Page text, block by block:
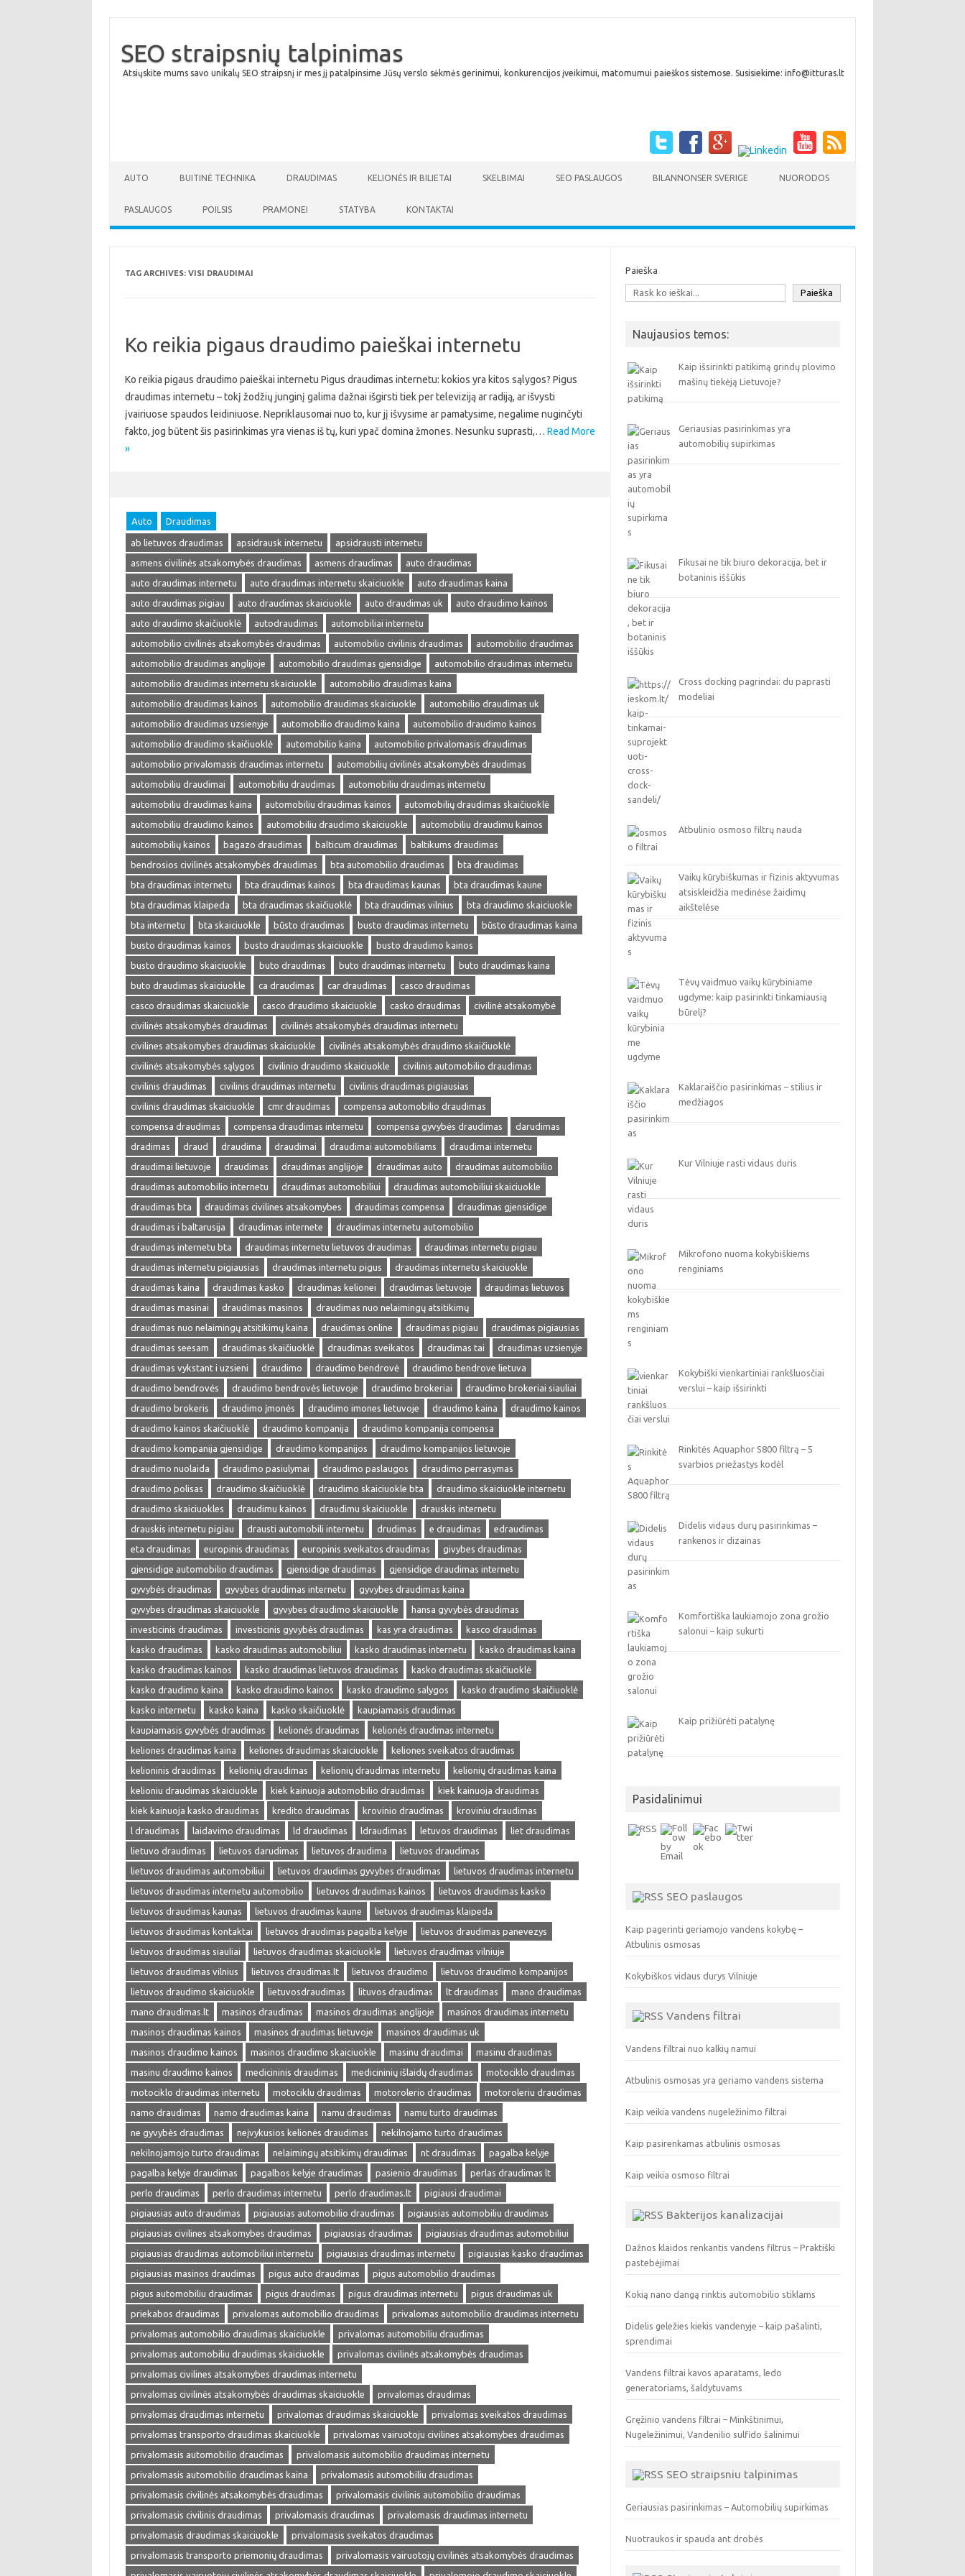
SEO straipsnių talpinimas
Atsiųskite mums savo unikalų SEO straipsnį ir mes jį patalpinsime Jūsų verslo sėkmės gerinimui, konkurencijos įveikimui, matomumui paieškos sistemose. Susisiekime: info@itturas.lt
AUTO BUITINĖ TECHNIKA DRAUDIMAS KELIONĖS IR BILIETAI SKELBIMAI SEO PASLAUGOS BILANNONSER SVERIGE NUORODOS
PASLAUGOS POILSIS PRAMONEI STATYBA KONTAKTAI
TAG ARCHIVES: VISI DRAUDIMAI
Ko reikia pigaus draudimo paieškai internetu
Ko reikia pigaus draudimo paieškai internetu Pigus draudimas internetu: kokios yra kitos sąlygos? Pigus
draudimas internetu – tokį žodžių junginį galima dažnai išgirsti tiek per televiziją ar radiją, ar išvysti
įvairiuose spaudos leidiniuose. Nepriklausomai nuo to, kur jį išvysime ar pamatysime, negalime nuginčyti
fakto, jog būtent šis pasirinkimas yra vienas iš tų, kuri ypač domina žmones. Nesunku suprasti,… Read More
»
Auto Draudimas
ab lietuvos draudimas apsidrausk internetu
apsidrausti internetu
asmens civilinės atsakomybės draudimas
asmens draudimas
auto draudimas
auto draudimas internetu
auto draudimas internetu skaiciuokle
auto draudimas kaina
auto draudimas pigiau
auto draudimas skaiciuokle auto draudimas uk
auto draudimo kainos
auto draudimo skaičiuoklė
autodraudimas
automobiliai internetu
automobilio civilinės atsakomybės draudimas
automobilio civilinis draudimas
automobilio draudimas
automobilio draudimas anglijoje
automobilio draudimas gjensidige
automobilio draudimas internetu
automobilio draudimas internetu skaiciuokle
automobilio draudimas kaina
automobilio draudimas kainos
automobilio draudimas skaiciuokle
automobilio draudimas uk
automobilio draudimas uzsienyje
automobilio draudimo kaina
automobilio draudimo kainos
automobilio draudimo skaičiuoklė
automobilio kaina
automobilio privalomasis draudimas
automobilio privalomasis draudimas internetu
automobilių civilinės atsakomybės draudimas
automobiliu draudimai
automobiliu draudimas
automobiliu draudimas internetu
automobiliu draudimas kaina
automobiliu draudimas kainos
automobilių draudimas skaičiuoklė
automobiliu draudimo kainos
automobiliu draudimo skaiciuokle
automobiliu draudimu kainos
automobilių kainos
bagazo draudimas balticum draudimas
baltikums draudimas
bendrosios civilinės atsakomybės draudimas
bta automobilio draudimas
bta draudimas
bta draudimas internetu
bta draudimas kainos bta draudimas kaunas
bta draudimas kaune
bta draudimas klaipeda
bta draudimas skaičiuoklė bta draudimas vilnius
bta draudimo skaiciuokle
bta internetu
bta skaiciuokle būsto draudimas busto draudimas internetu
būsto draudimas kaina
busto draudimas kainos
busto draudimas skaiciuokle
busto draudimo kainos
busto draudimo skaiciuokle
buto draudimas buto draudimas internetu
buto draudimas kaina
buto draudimas skaiciuokle
ca draudimas car draudimas
casco draudimas
casco draudimas skaiciuokle
casco draudimo skaiciuokle casko draudimas
civilinė atsakomybė
civilinės atsakomybės draudimas
civilinės atsakomybės draudimas internetu
civilines atsakomybes draudimas skaiciuokle
civilinės atsakomybės draudimo skaičiuoklė
civilinės atsakomybės sąlygos
civilinio draudimo skaiciuokle
civilinis automobilio draudimas
civilinis draudimas
civilinis draudimas internetu
civilinis draudimas pigiausias
civilinis draudimas skaiciuokle
cmr draudimas
compensa automobilio draudimas
compensa draudimas
compensa draudimas internetu compensa gyvybės draudimas
darudimas
dradimas
draud draudima draudimai draudimai automobiliams
draudimai internetu
draudimai lietuvoje
draudimas draudimas anglijoje draudimas auto
draudimas automobilio
draudimas automobilio internetu
draudimas automobiliui
draudimas automobiliui skaiciuokle
draudimas bta
draudimas civilines atsakomybes draudimas compensa
draudimas gjensidige
draudimas i baltarusija
draudimas internete
draudimas internetu automobilio
draudimas internetu bta
draudimas internetu lietuvos draudimas
draudimas internetu pigiau
draudimas internetu pigiausias
draudimas internetu pigus
draudimas internetu skaiciuokle
draudimas kaina
draudimas kasko draudimas kelionei draudimas lietuvoje
draudimas lietuvos
draudimas masinai
draudimas masinos
draudimas nuo nelaimingų atsitikimų
draudimas nuo nelaimingų atsitikimų kaina
draudimas online draudimas pigiau
draudimas pigiausias
draudimas seesam
draudimas skaičiuoklė draudimas sveikatos draudimas tai
draudimas uzsienyje
draudimas vykstant i uzsieni
draudimo draudimo bendrovė
draudimo bendrove lietuva
draudimo bendrovės
draudimo bendrovės lietuvoje draudimo brokeriai
draudimo brokeriai siauliai
draudimo brokeris
draudimo įmonės draudimo imones lietuvoje draudimo kaina
draudimo kainos
draudimo kainos skaičiuoklė
draudimo kompanija
draudimo kompanija compensa
draudimo kompanija gjensidige
draudimo kompanijos
draudimo kompanijos lietuvoje
draudimo nuolaida
draudimo pasiulymai draudimo paslaugos
draudimo perrasymas
draudimo polisas
draudimo skaičiuoklė draudimo skaiciuokle bta
draudimo skaiciuokle internetu
draudimo skaiciuokles
draudimu kainos draudimu skaiciuokle
drauskis internetu
drauskis internetu pigiau
drausti automobili internetu drudimas e draudimas
edraudimas
eta draudimas
europinis draudimas europinis sveikatos draudimas
givybes draudimas
gjensidige automobilio draudimas
gjensidige draudimas
gjensidige draudimas internetu
gyvybės draudimas
gyvybes draudimas internetu
gyvybes draudimas kaina
gyvybes draudimas skaiciuokle
gyvybes draudimo skaiciuokle
hansa gyvybės draudimas
investicinis draudimas
investicinis gyvybės draudimas kas yra draudimas
kasco draudimas
kasko draudimas
kasko draudimas automobiliui kasko draudimas internetu
kasko draudimas kaina
kasko draudimas kainos
kasko draudimas lietuvos draudimas
kasko draudimas skaičiuoklė
kasko draudimo kaina
kasko draudimo kainos kasko draudimo salygos
kasko draudimo skaičiuoklė
kasko internetu
kasko kaina kasko skaičiuoklė
kaupiamasis draudimas
kaupiamasis gyvybės draudimas
kelionės draudimas
kelionės draudimas internetu
keliones draudimas kaina
keliones draudimas skaiciuokle
keliones sveikatos draudimas
kelioninis draudimas
kelionių draudimas kelionių draudimas internetu
kelionių draudimas kaina
kelioniu draudimas skaiciuokle
kiek kainuoja automobilio draudimas
kiek kainuoja draudimas
kiek kainuoja kasko draudimas
kredito draudimas krovinio draudimas
kroviniu draudimas
l draudimas
laidavimo draudimas ld draudimas ldraudimas letuvos draudimas
liet draudimas
lietuvo draudimas
lietuvos darudimas lietuvos draudima
lietuvos draudimas
lietuvos draudimas automobiliui
lietuvos draudimas gyvybes draudimas
lietuvos draudimas internetu
lietuvos draudimas internetu automobilio
lietuvos draudimas kainos
lietuvos draudimas kasko
lietuvos draudimas kaunas
lietuvos draudimas kaune
lietuvos draudimas klaipeda
lietuvos draudimas kontaktai
lietuvos draudimas pagalba kelyje
lietuvos draudimas panevezys
lietuvos draudimas siauliai
lietuvos draudimas skaiciuokle
lietuvos draudimas vilniuje
lietuvos draudimas vilnius
lietuvos draudimas.lt lietuvos draudimo
lietuvos draudimo kompanijos
lietuvos draudimo skaiciuokle
lietuvosdraudimas lituvos draudimas lt draudimas
mano draudimas
mano draudimas.lt
masinos draudimas masinos draudimas anglijoje
masinos draudimas internetu
masinos draudimas kainos
masinos draudimas lietuvoje
masinos draudimas uk
masinos draudimo kainos
masinos draudimo skaiciuokle masinu draudimai
masinu draudimas
masinu draudimo kainos
medicininis draudimas medicininių išlaidų draudimas
motociklo draudimas
motociklo draudimas internetu
motociklu draudimas motorolerio draudimas
motoroleriu draudimas
namo draudimas
namo draudimas kaina namu draudimas
namu turto draudimas
ne gyvybės draudimas
neįvykusios kelionės draudimas
nekilnojamo turto draudimas
nekilnojamojo turto draudimas
nelaimingų atsitikimų draudimas nt draudimas
pagalba kelyje
pagalba kelyje draudimas
pagalbos kelyje draudimas pasienio draudimas
perlas draudimas lt
perlo draudimas
perlo draudimas internetu perlo draudimas.lt
pigiausi draudimai
pigiausias auto draudimas
pigiausias automobilio draudimas
pigiausias automobiliu draudimas
pigiausias civilines atsakomybes draudimas
pigiausias draudimas
pigiausias draudimas automobiliui
pigiausias draudimas automobiliui internetu
pigiausias draudimas internetu
pigiausias kasko draudimas
pigiausias masinos draudimas
pigus auto draudimas
pigus automobilio draudimas
pigus automobiliu draudimas
pigus draudimas pigus draudimas internetu
pigus draudimas uk
priekabos draudimas
privalomas automobilio draudimas
privalomas automobilio draudimas internetu
privalomas automobilio draudimas skaiciuokle
privalomas automobiliu draudimas
privalomas automobiliu draudimas skaiciuokle
privalomas civilinės atsakomybės draudimas
privalomas civilines atsakomybes draudimas internetu
privalomas civilinės atsakomybės draudimas skaiciuokle
privalomas draudimas
privalomas draudimas internetu
privalomas draudimas skaiciuokle
privalomas sveikatos draudimas
privalomas transporto draudimas skaiciuokle
privalomas vairuotoju civilines atsakomybes draudimas
privalomasis automobilio draudimas
privalomasis automobilio draudimas internetu
privalomasis automobilio draudimas kaina
privalomasis automobiliu draudimas
privalomasis civilinės atsakomybės draudimas
privalomasis civilinis automobilio draudimas
privalomasis civilinis draudimas
privalomasis draudimas
privalomasis draudimas internetu
privalomasis draudimas skaiciuokle
privalomasis sveikatos draudimas
privalomasis transporto priemonių draudimas
privalomasis vairuotojų civilinės atsakomybės draudimas
Paieška
Paieška
Naujausios temos:
Kaip išsirinkti patikimą grindų plovimo
mašinų tiekėją Lietuvoje?
Geriausias pasirinkimas yra
automobilių supirkimas
Fikusai ne tik biuro dekoracija, bet ir
botaninis iššūkis
Cross docking pagrindai: du paprasti
modeliai
Atbulinio osmoso filtrų nauda
Vaikų kūrybiškumas ir fizinis aktyvumas
atsiskleidžia medinėse žaidimų
aikštelėse
Tėvų vaidmuo vaikų kūrybiniame
ugdyme: kaip pasirinkti tinkamiausią
būrelį?
Kaklaraiščio pasirinkimas – stilius ir
medžiagos
Kur Vilniuje rasti vidaus duris
Mikrofono nuoma kokybiškiems
renginiams
Kokybiški vienkartiniai rankšluosčiai
verslui – kaip išsirinkti
Rinkitės Aquaphor S800 filtrą – 5
svarbios priežastys kodėl
Didelis vidaus durų pasirinkimas –
rankenos ir dizainas
Komfortiška laukiamojo zona grožio
salonui – kaip sukurti
Kaip prižiūrėti patalynę
Pasidalinimui
SEO paslaugos
Kaip pagerinti geriamojo vandens kokybę –
Atbulinis osmosas
Kokybiškos vidaus durys Vilniuje
Vandens filtrai
Vandens filtrai nuo kalkių namui
Atbulinis osmosas yra geriamo vandens sistema
Kaip veikia vandens nugeležinimo filtrai
Kaip pasirenkamas atbulinis osmosas
Kaip veikia osmoso filtrai
Bakterijos kanalizacijai
Dažnos klaidos renkantis vandens filtrus – Praktiški
pastebėjimai
Kokią nano dangą rinktis automobilio stiklams
Didelis geležies kiekis vandenyje – kaip pašalinti,
sprendimai
Vandens filtrai kavos aparatams, ledo
generatoriams, šaldytuvams
Gręžinio vandens filtrai – Minkštinimui,
Nugeležinimui, Vandenilio sulfido šalinimui
SEO straipsniu talpinimas
Geriausias pasirinkimas – Automobilių supirkimas
Nuotraukos ir spauda ant drobės